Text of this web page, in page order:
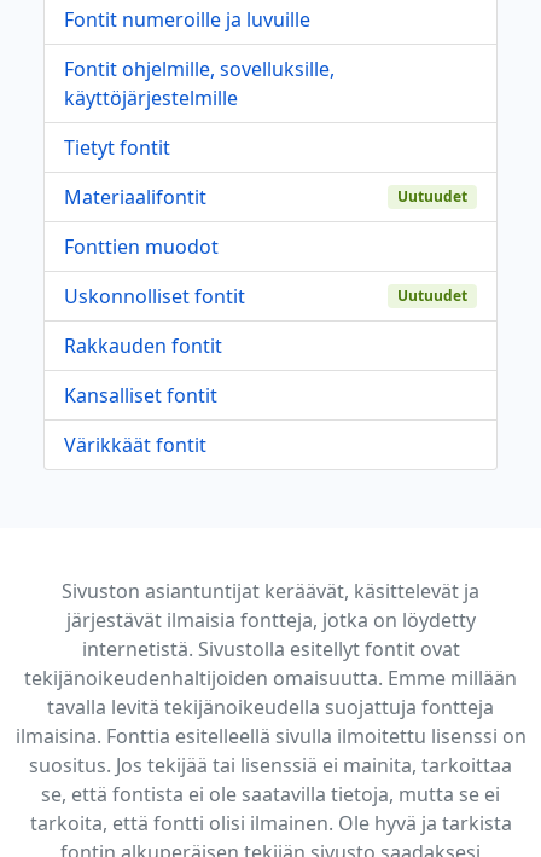
Fontit numeroille ja luvuille
Fontit ohjelmille, sovelluksille,
käyttöjärjestelmille
Tietyt fontit
Materiaalifontit
Uutuudet
Fonttien muodot
Uskonnolliset fontit
Uutuudet
Rakkauden fontit
Kansalliset fontit
Värikkäät fontit
Sivuston asiantuntijat keräävät, käsittelevät ja
järjestävät ilmaisia fontteja, jotka on löydetty
internetistä. Sivustolla esitellyt fontit ovat
tekijänoikeudenhaltijoiden omaisuutta. Emme millään
tavalla levitä tekijänoikeudella suojattuja fontteja
ilmaisina. Fonttia esitelleellä sivulla ilmoitettu lisenssi on
suositus. Jos tekijää tai lisenssiä ei mainita, tarkoittaa
se, että fontista ei ole saatavilla tietoja, mutta se ei
tarkoita, että fontti olisi ilmainen. Ole hyvä ja tarkista